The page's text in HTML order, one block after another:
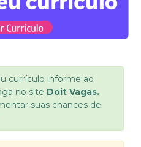
currículo informe ao
no site Doit Vagas.
suas chances de